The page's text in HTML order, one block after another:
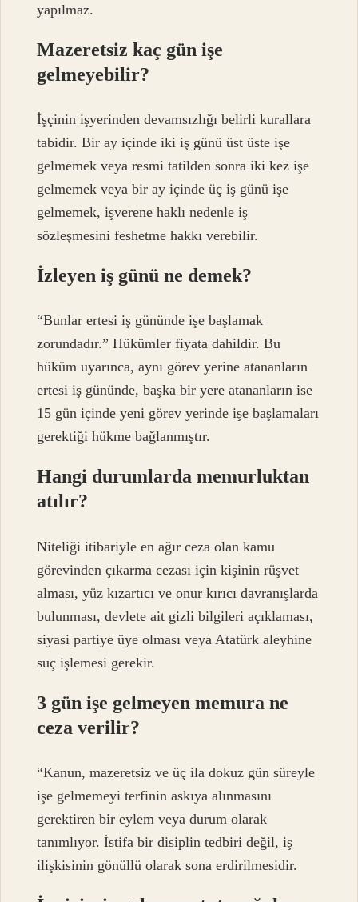
yapılmaz.
Mazeretsiz kaç gün işe
gelmeyebilir?
İşçinin işyerinden devamsızlığı belirli kurallara
tabidir. Bir ay içinde iki iş günü üst üste işe
gelmemek veya resmi tatilden sonra iki kez işe
gelmemek veya bir ay içinde üç iş günü işe
gelmemek, işverene haklı nedenle iş
sözleşmesini feshetme hakkı verebilir.
İzleyen iş günü ne demek?
“Bunlar ertesi iş gününde işe başlamak
zorundadır.” Hükümler fiyata dahildir. Bu
hüküm uyarınca, aynı görev yerine atananların
ertesi iş gününde, başka bir yere atananların ise
15 gün içinde yeni görev yerinde işe başlamaları
gerektiği hükme bağlanmıştır.
Hangi durumlarda memurluktan
atılır?
Niteliği itibariyle en ağır ceza olan kamu
görevinden çıkarma cezası için kişinin rüşvet
alması, yüz kızartıcı ve onur kırıcı davranışlarda
bulunması, devlete ait gizli bilgileri açıklaması,
siyasi partiye üye olması veya Atatürk aleyhine
suç işlemesi gerekir.
3 gün işe gelmeyen memura ne
ceza verilir?
“Kanun, mazeretsiz ve üç ila dokuz gün süreyle
işe gelmemeyi terfinin askıya alınmasını
gerektiren bir eylem veya durum olarak
tanımlıyor. İstifa bir disiplin tedbiri değil, iş
ilişkisinin gönüllü olarak sona erdirilmesidir.